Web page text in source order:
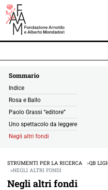
Sommario
Indice
Rosa e Ballo
Paolo Grassi “editore”
Uno spettacolo da leggere
Negli altri fondi
STRUMENTI PER LA RICERCA QB
NEGLI ALTRI FONDI
Negli altri fondi